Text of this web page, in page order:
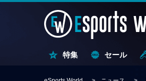
特集 セール